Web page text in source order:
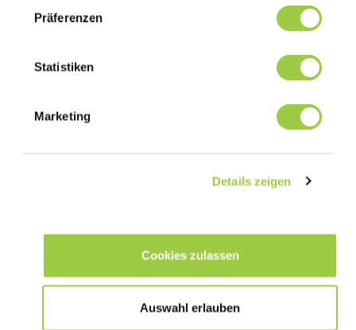
Wahl, diese zu akzeptieren, abzulehnen oder
Keine Panik, Sie können Ihre Auswahl auch
Präferenzen
Statistiken
Marketing
Details zeigen
Cookies zulassen
Auswahl erlauben
werden alle Präsentationen aufgezeichnet und sind auf Abruf